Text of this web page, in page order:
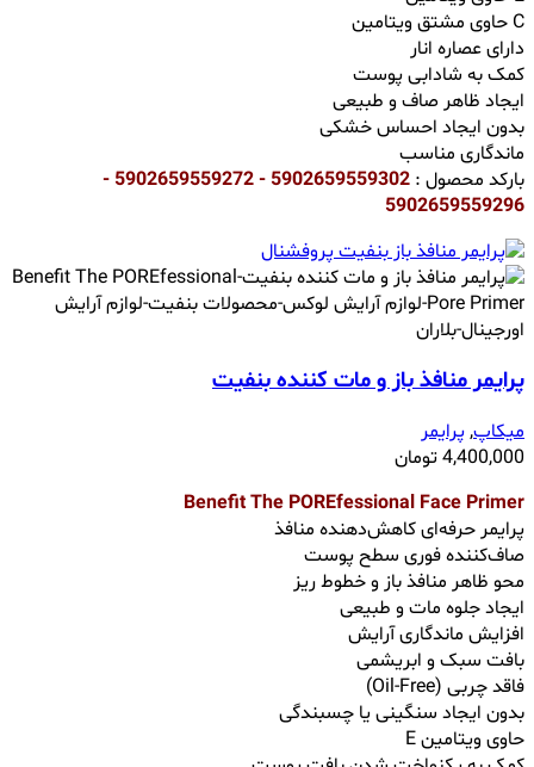
حاوی مشتق ویتامین C
دارای عصاره انار
کمک به شادابی پوست
ایجاد ظاهر صاف و طبیعی
بدون ایجاد احساس خشکی
ماندگاری مناسب
بارکد محصول : 5902659559302 - 5902659559272 -
5902659559296
پرايمر منافذ باز و مات کننده بنفیت
میکاپ,پرایمر
4,400,000تومان
Benefit The POREfessional Face Primer
پرایمر حرفه‌ای کاهش‌دهنده منافذ
صاف‌کننده فوری سطح پوست
محو ظاهر منافذ باز و خطوط ریز
ایجاد جلوه مات و طبیعی
افزایش ماندگاری آرایش
بافت سبک و ابریشمی
فاقد چربی (Oil-Free)
بدون ایجاد سنگینی یا چسبندگی
حاوی ویتامین E